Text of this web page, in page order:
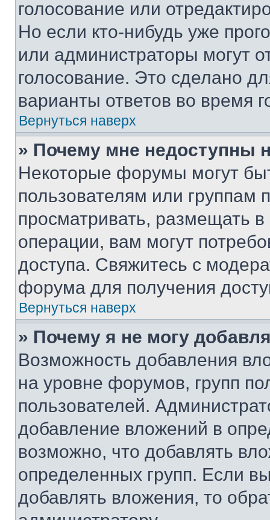
голосование или
Но если кто-нибудь уже
или администраторы могут
голосование. Это сделано
варианты ответов во время
Вернуться наверх
» Почему мне недоступны
Некоторые форумы могут
пользователям или группам
просматривать, размещать
операции, вам могут
доступа. Свяжитесь с
форума для получения
Вернуться наверх
» Почему я не могу
Возможность добавления
на уровне форумов, групп
пользователей.
добавление вложений в
возможно, что добавлять
определенных групп. Если
добавлять вложения, то